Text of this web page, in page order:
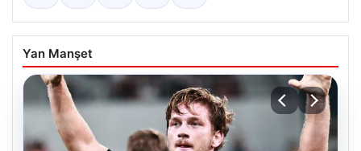
Yan Manşet